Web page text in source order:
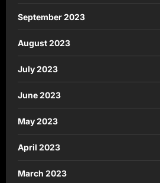
September 2023
August 2023
July 2023
June 2023
May 2023
April 2023
March 2023